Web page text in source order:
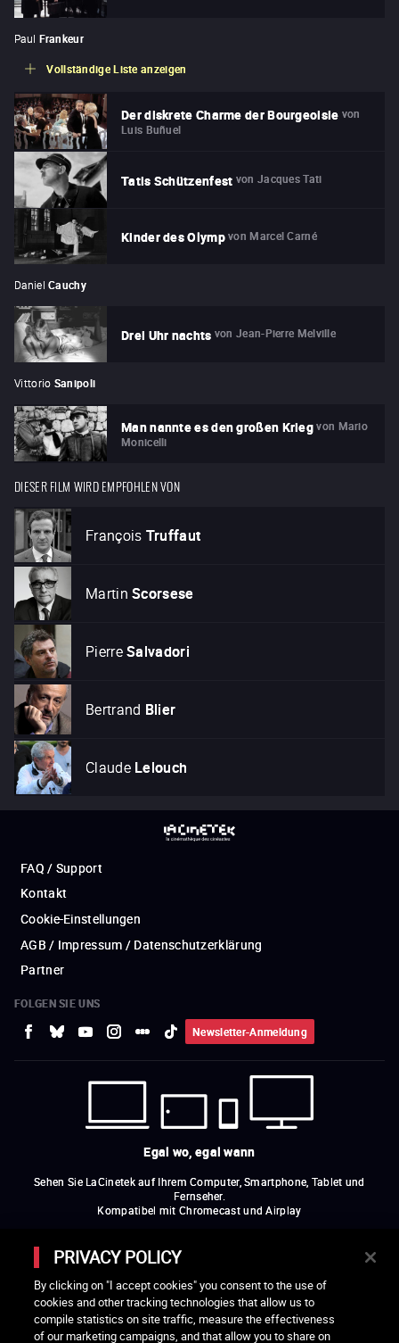
Paul Frankeur
Vollständige Liste anzeigen
Der diskrete Charme der Bourgeoisie von
Luis Buñuel
Tatis Schützenfest von Jacques Tati
Kinder des Olymp von Marcel Carné
Daniel Cauchy
Drei Uhr nachts von Jean-Pierre Melville
Vittorio Sanipoli
Man nannte es den großen Krieg von Mario
Monicelli
DIESER FILM WIRD EMPFOHLEN VON
François Truffaut
Martin Scorsese
PierreSalvadori
Bertrand Blier
Claude Lelouch
FAQ / Support
Kontakt
Cookie-Einstellungen
AGB / Impressum / Datenschutzerklärung
Partner
FOLGEN SIE UNS
Newsletter-Anmeldung
Egal wo, egal wann
Sehen Sie LaCinetek auf Ihrem Computer, Smartphone, Tablet und
Fernseher.
Kompatibel mit Chromecast und Airplay
GRÜNDUNGSMITGLIEDER
Pascale Ferran, Cédric Klapisch, Laurent Cantet (Regisseur*innen
PRIVACY POLICY
By clicking on "I accept cookies" you consent to the use of
cookies and other tracking technologies that allow us to
compile statistics on site traffic, measure the effectiveness
of our marketing campaigns, and that allow you to share on